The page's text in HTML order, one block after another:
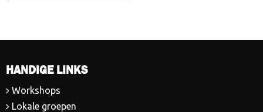
HANDIGE LINKS
Workshops
Lokale groepen